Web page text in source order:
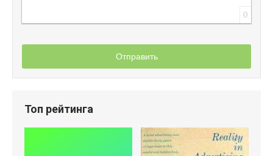
0
Отправить
Топ рейтинга